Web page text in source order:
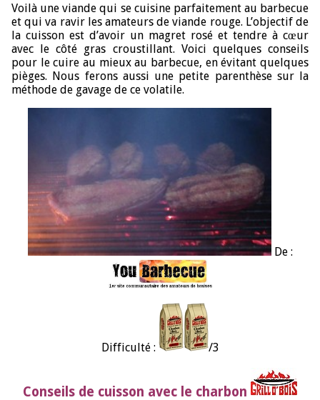
Voilà une viande qui se cuisine parfaitement au barbecue
et qui va ravir les amateurs de viande rouge. L’objectif de
la cuisson est d’avoir un magret rosé et tendre à cœur
avec le côté gras croustillant. Voici quelques conseils
pour le cuire au mieux au barbecue, en évitant quelques
pièges. Nous ferons aussi une petite parenthèse sur la
méthode de gavage de ce volatile.
De :
Difficulté : /3
Conseils de cuisson avec le charbon